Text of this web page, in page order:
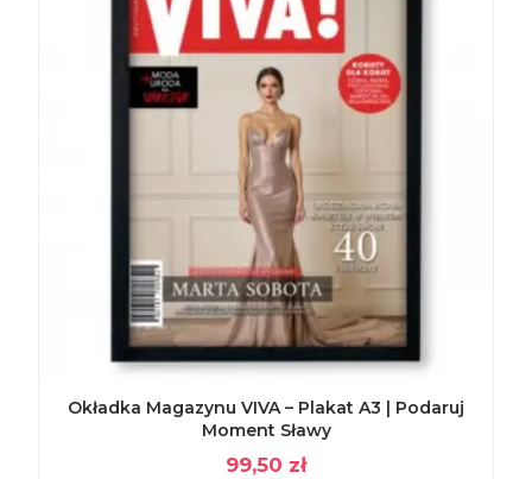
Okładka Magazynu VIVA – Plakat A3 | Podaruj
Moment Sławy
99,50 zł